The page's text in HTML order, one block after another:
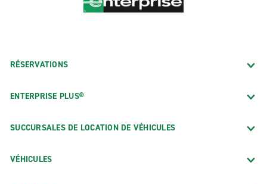
RÉSERVATIONS
ENTERPRISE PLUS®
SUCCURSALES DE LOCATION DE VÉHICULES
VÉHICULES